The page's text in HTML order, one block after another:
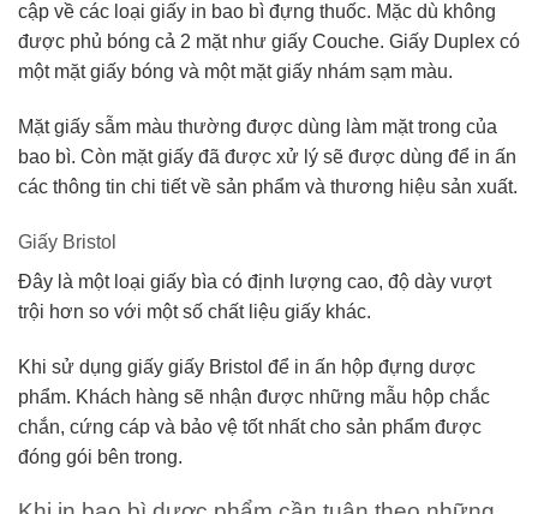
cập về các loại giấy in bao bì đựng thuốc. Mặc dù không
được phủ bóng cả 2 mặt như giấy Couche. Giấy Duplex có
một mặt giấy bóng và một mặt giấy nhám sạm màu.
Mặt giấy sẫm màu thường được dùng làm mặt trong của
bao bì. Còn mặt giấy đã được xử lý sẽ được dùng để in ấn
các thông tin chi tiết về sản phẩm và thương hiệu sản xuất.
Giấy Bristol
Đây là một loại giấy bìa có định lượng cao, độ dày vượt
trội hơn so với một số chất liệu giấy khác.
Khi sử dụng giấy giấy Bristol để in ấn hộp đựng dược
phẩm. Khách hàng sẽ nhận được những mẫu hộp chắc
chắn, cứng cáp và bảo vệ tốt nhất cho sản phẩm được
đóng gói bên trong.